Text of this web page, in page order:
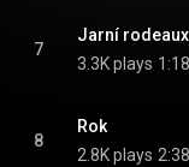
7
Jarní rodeaux
3.3K plays 1:18
8
Rok
2.8K plays 2:38